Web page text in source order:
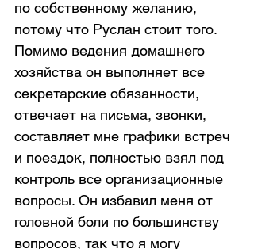
по собственному желанию,
потому что Руслан стоит того.
Помимо ведения домашнего
хозяйства он выполняет все
секретарские обязанности,
отвечает на письма, звонки,
составляет мне графики встреч
и поездок, полностью взял под
контроль все организационные
вопросы. Он избавил меня от
головной боли по большинству
вопросов, так что я могу